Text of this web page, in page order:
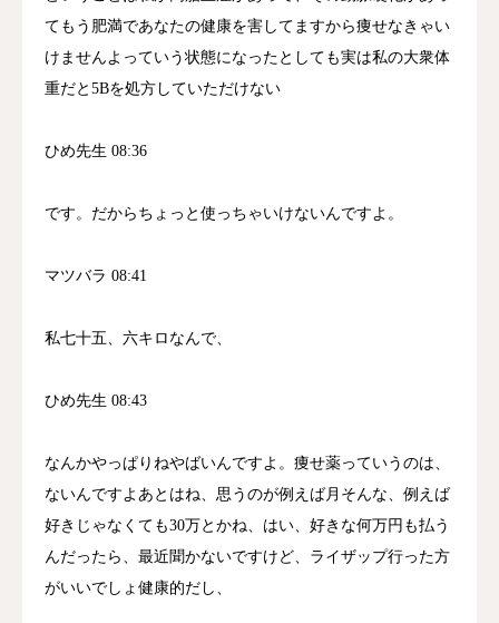
てもう肥満であなたの健康を害してますから痩せなきゃい
けませんよっていう状態になったとしても実は私の大衆体
重だと5Bを処方していただけない
ひめ先生 08:36
です。だからちょっと使っちゃいけないんですよ。
マツバラ 08:41
私七十五、六キロなんで、
ひめ先生 08:43
なんかやっぱりねやばいんですよ。痩せ薬っていうのは、
ないんですよあとはね、思うのが例えば月そんな、例えば
好きじゃなくても30万とかね、はい、好きな何万円も払う
んだったら、最近聞かないですけど、ライザップ行った方
がいいでしょ健康的だし、